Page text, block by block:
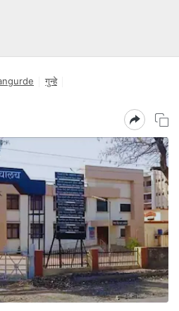
गुन्हे